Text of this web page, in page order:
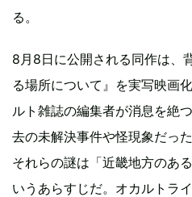
る。
8月8日に公開される同作は、
る場所について』を実写映画
ルト雑誌の編集者が消息を絶
去の未解決事件や怪現象だっ
それらの謎は「近畿地方のあ
いうあらすじだ。オカルトラ